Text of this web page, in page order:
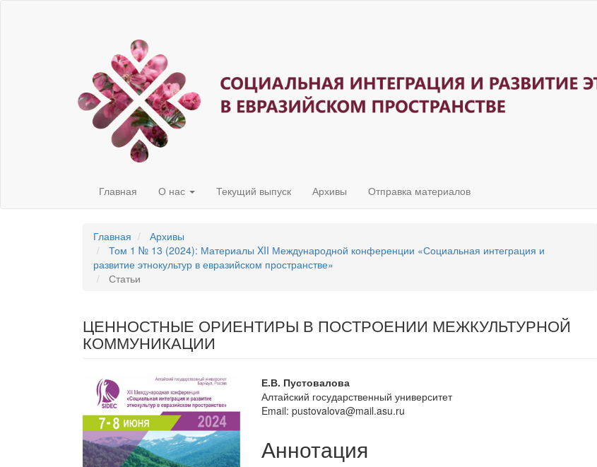
Главная О нас Текущий выпуск Архивы Отправка материалов
Главная
Архивы
Том 1 № 13 (2024): Материалы XII Международной конференции «Социальная интеграция и
развитие этнокультур в евразийском пространстве»
Статьи
ЦЕННОСТНЫЕ ОРИЕНТИРЫ В ПОСТРОЕНИИ МЕЖКУЛЬТУРНОЙ
КОММУНИКАЦИИ
Статья
боковой
панели
Основное
содержание
Е.В. Пустовалова
Алтайский государственный университет
Email: pustovalova@mail.asu.ru
Аннотация